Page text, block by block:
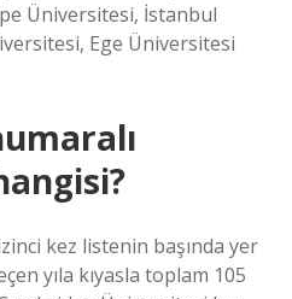
Üniversitesi, İstanbul
Ege Üniversitesi
kez listenin başında yer
yıla kıyasla toplam 105